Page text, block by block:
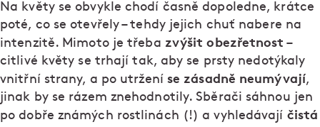
Na květy se obvykle chodí časně dopoledne, krátce
poté, co se otevřely – tehdy jejich chuť nabere na
intenzitě. Mimoto je třeba zvýšit obezřetnost –
citlivé květy se trhají tak, aby se prsty nedotýkaly
vnitřní strany, a po utržení se zásadně neumývají,
jinak by se rázem znehodnotily. Sběrači sáhnou jen
po dobře známých rostlinách (!) a vyhledávají čistá